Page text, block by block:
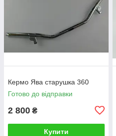
Кермо Ява старушка 360
Готово до відправки
2 800 ₴
Купити